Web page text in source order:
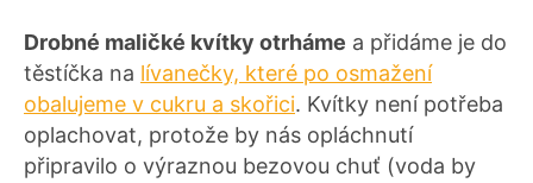
Drobné maličké kvítky otrháme a přidáme je do
těstíčka na lívanečky, které po osmažení
obalujeme v cukru a skořici. Kvítky není potřeba
oplachovat, protože by nás opláchnutí
připravilo o výraznou bezovou chuť (voda by